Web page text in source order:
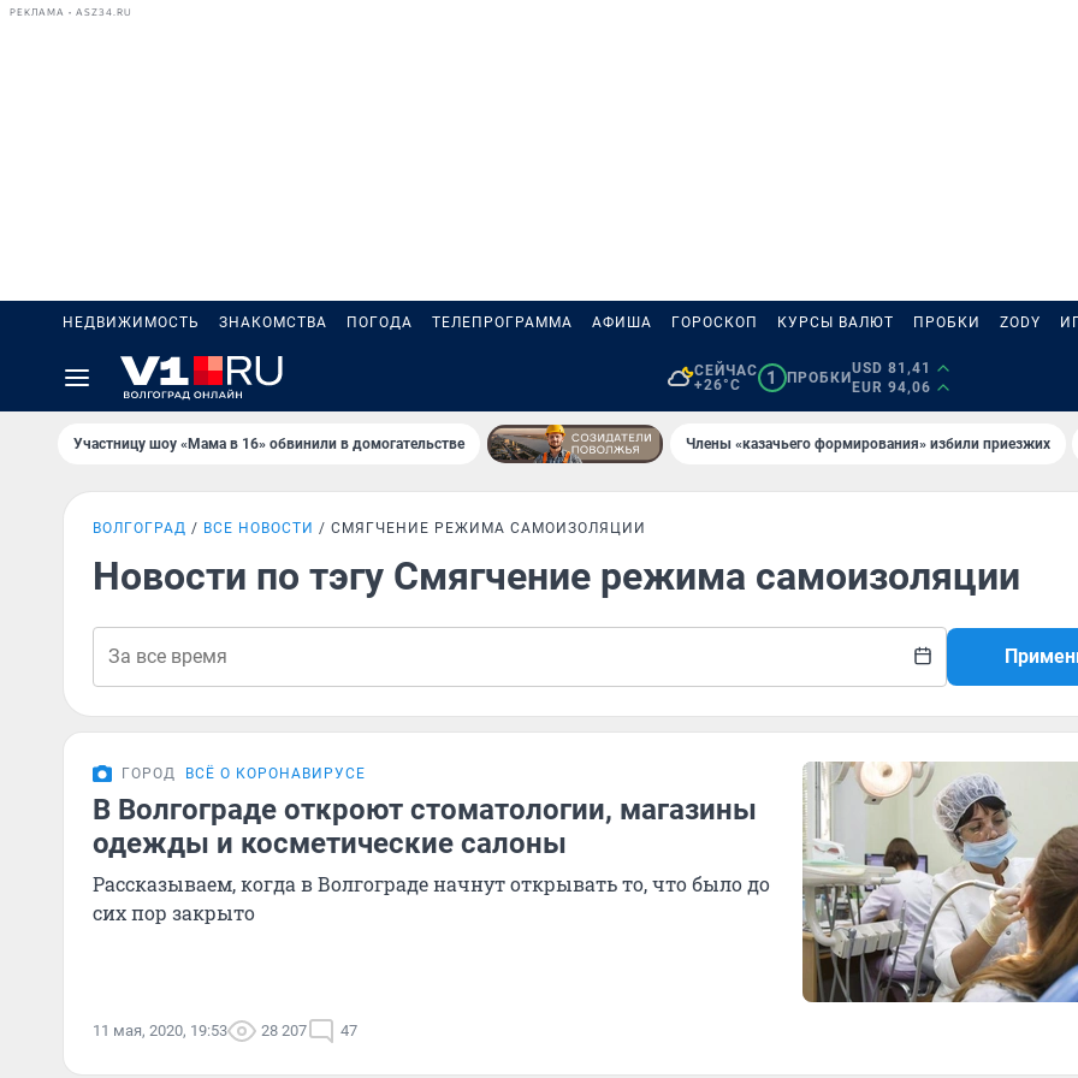
РЕКЛАМА • ASZ34.RU
НЕДВИЖИМОСТЬ ЗНАКОМСТВА ПОГОДА ТЕЛЕПРОГРАММА АФИША ГОРОСКОП КУРСЫ ВАЛЮТ ПРОБКИ ZODY
СЕЙЧАС
+26°C
1 ПРОБКИ
USD 81,41
EUR 94,06
Участницу шоу «Мама в 16» обвинили в домогательстве Члены «казачьего формирования» избили приезжих
ВОЛГОГРАД ВСЕ НОВОСТИ СМЯГЧЕНИЕ РЕЖИМА САМОИЗОЛЯЦИИ
Новости по тэгу Смягчение режима самоизоляции
ГОРОД ВСЁ О КОРОНАВИРУСЕ
В Волгограде откроют стоматологии, магазины
одежды и косметические салоны
Рассказываем, когда в Волгограде начнут открывать то, что было до
сих пор закрыто
11 мая, 2020, 19:53 28 207 47